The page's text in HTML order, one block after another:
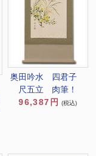
奥田吟水 四君子
尺五立 肉筆！
96,387円
(税込)